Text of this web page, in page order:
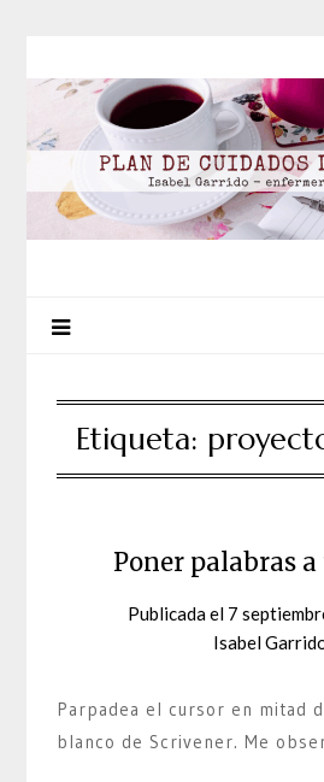
contenido
Etiqueta:
Poner palabras
Publicada el 7
Isabel
Parpadea el cursor en mitad
blanco de Scrivener. Me